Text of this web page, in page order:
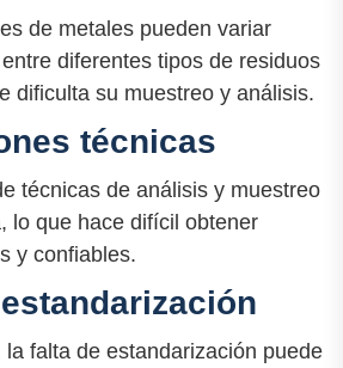
de metales pueden variar
diferentes tipos de residuos
dificulta su muestreo y análisis.
técnicas
técnicas de análisis y muestreo
lo que hace difícil obtener
y confiables.
falta de estandarización puede